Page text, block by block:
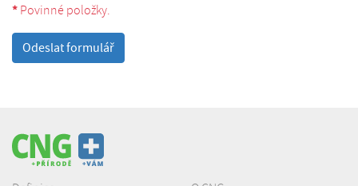
* Povinné položky.
Odeslat formulář